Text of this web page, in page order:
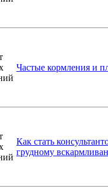
Частые кормления и
Как стать
грудному